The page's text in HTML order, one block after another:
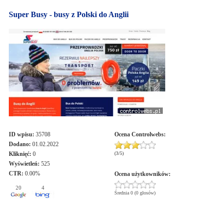
Super Busy - busy z Polski do Anglii
ID wpisu: 35708
Dodano: 01.02.2022
Kliknięć: 0
Wyświetleń: 525
CTR: 0.00%
20 4
Ocena Controlwebs:
(3/5)
Ocena użytkowników:
Średnia 0 (0 głosów)